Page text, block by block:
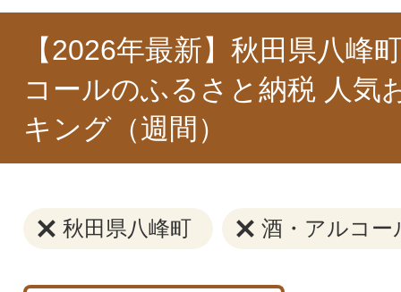
【2026年最新】秋田県八峰
コールのふるさと納税 人気
キング（週間）
秋田県八峰町 酒・アルコー